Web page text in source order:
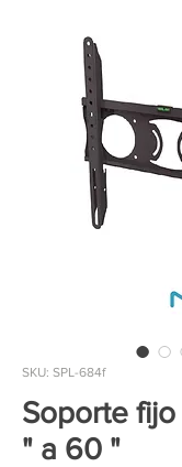
SKU: SPL-684f
Soporte
" a 60 "